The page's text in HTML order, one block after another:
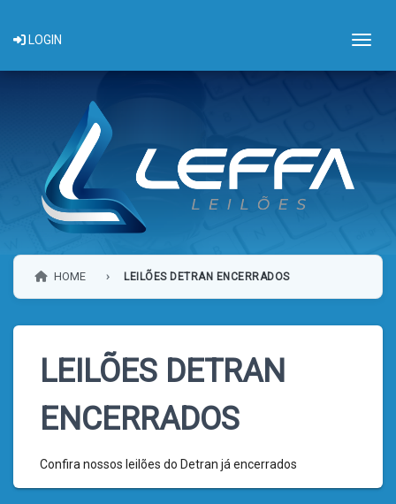
LOGIN
HOME LEILÕES DETRAN ENCERRADOS
LEILÕES DETRAN
ENCERRADOS
Confira nossos leilões do Detran já encerrados